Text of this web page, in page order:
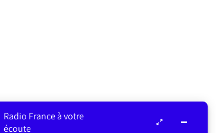
Radio France à votre
écoute